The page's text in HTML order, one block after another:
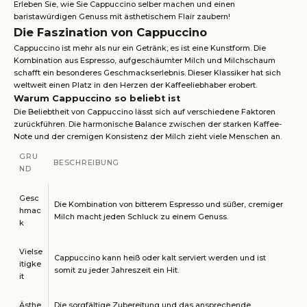
Erleben Sie, wie Sie Cappuccino selber machen und einen
baristawürdigen Genuss mit ästhetischem Flair zaubern!
Die Faszination von Cappuccino
Cappuccino ist mehr als nur ein Getränk; es ist eine Kunstform. Die
Kombination aus Espresso, aufgeschäumter Milch und Milchschaum
schafft ein besonderes Geschmackserlebnis. Dieser Klassiker hat sich
weltweit einen Platz in den Herzen der Kaffeeliebhaber erobert.
Warum Cappuccino so beliebt ist
Die Beliebtheit von Cappuccino lässt sich auf verschiedene Faktoren
zurückführen. Die harmonische Balance zwischen der starken Kaffee-
Note und der cremigen Konsistenz der Milch zieht viele Menschen an.
GRU
ND
BESCHREIBUNG
Gesc
hmac
k
Die Kombination von bitterem Espresso und süßer, cremiger
Milch macht jeden Schluck zu einem Genuss.
Vielse
itigke
it
Cappuccino kann heiß oder kalt serviert werden und ist
somit zu jeder Jahreszeit ein Hit.
Ästhe Die sorgfältige Zubereitung und das ansprechende